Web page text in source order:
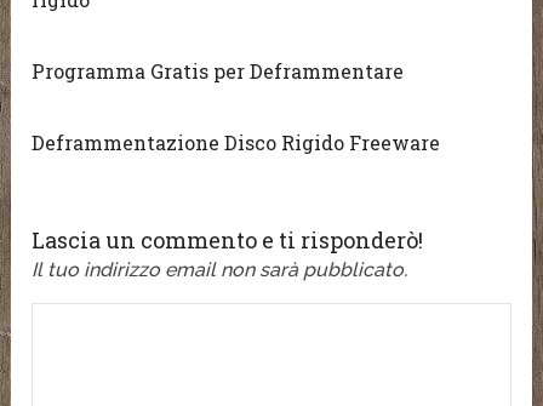
Programma Gratis per Deframmentare
Deframmentazione Disco Rigido Freeware
Lascia un commento e ti risponderò!
Il tuo indirizzo email non sarà pubblicato.